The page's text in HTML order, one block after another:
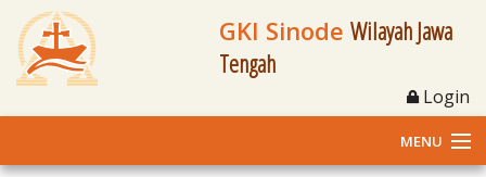
GKI Sinode Wilayah Jawa
Tengah
Login
MENU